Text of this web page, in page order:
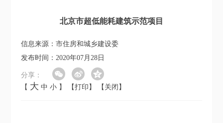
北京市超低能耗建筑示范项目
信息来源：市住房和城乡建设委
发布时间：2020年07月28日
分享：
【 大 中 小 】 【打印】 【关闭】